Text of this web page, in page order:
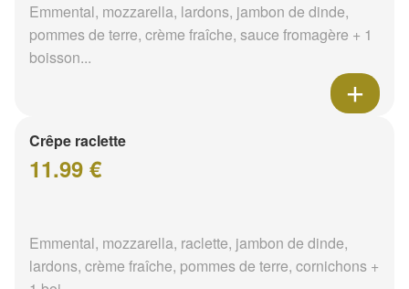
Emmental, mozzarella, lardons, jambon de dinde,
pommes de terre, crème fraîche, sauce fromagère + 1
boisson...
Crêpe raclette
11.99 €
Emmental, mozzarella, raclette, jambon de dinde,
lardons, crème fraîche, pommes de terre, cornichons +